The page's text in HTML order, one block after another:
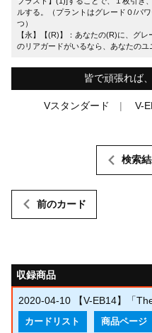
ルする。（プラントはグレード０/パ
つ）
【永】【(R)】：あなたの(R)に、グ
のリアガードがいるなら、あなたのユ
皆で頑張れば
Vスタンダード V-
前のカード
検索
収録商品
2020-04-10 【V-EB14】「
カードリスト 商品ページ